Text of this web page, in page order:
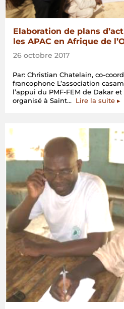
Elaboration de plans
les APAC en Afrique de
26 octobre 2017
Par: Christian Chatelain, co-
francophone L’association
l’appui du PMF-FEM de Dakar
organisé à Saint… Lire la suite«
de
▸